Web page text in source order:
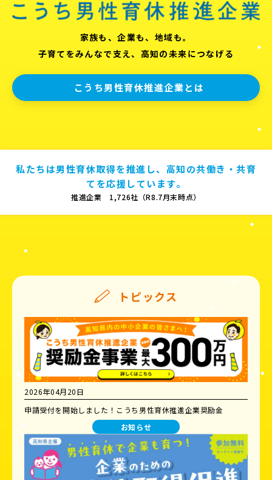
家族も、企業も、地域も。
子育てをみんなで支え、高知の未来につなげる
こうち男性育休推進企業とは
私たちは男性育休取得を推進し、高知の共働き・共育
てを応援しています。
推進企業 1,726社（R8.7月末時点）
トピックス
2026年04月20日
申請受付を開始しました！こうち男性育休推進企業奨励金
お知らせ